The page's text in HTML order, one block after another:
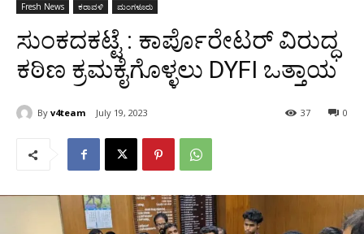
Fresh News ಕರಾವಳಿ ಮಂಗಳೂರು
ಸುಂಕದಕಟ್ಟೆ : ಕಾರ್ಪೊರೇಟರ್ ವಿರುದ್ಧ
ಕಠಿಣ ಕ್ರಮಕೈಗೊಳ್ಳಲು DYFI ಒತ್ತಾಯ
By v4team July 19, 2023 0
37